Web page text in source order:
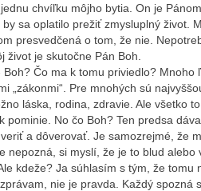
chvíľku môjho bytia. On je
sa oplatilo prežiť zmysluplný život.
presvedčená o tom, že nie.
život je skutočne Pán Boh.
Čo ma k tomu priviedlo? Mnoho
„zákonmi“. Pre mnohých sú
láska, rodina, zdravie. Ale všetko
pominie. No čo Boh? Ten predsa
a dôverovať. Je samozrejmé, že
nepozná, si myslí, že je to blud alebo
kdeže? Ja súhlasím s tým, že tomu
nie je pravda. Každý spozná